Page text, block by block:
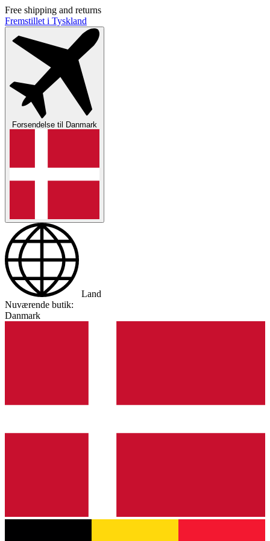
Free shipping and returns
Fremstillet i Tyskland
Forsendelse til Danmark
Land
Nuværende butik:
Danmark